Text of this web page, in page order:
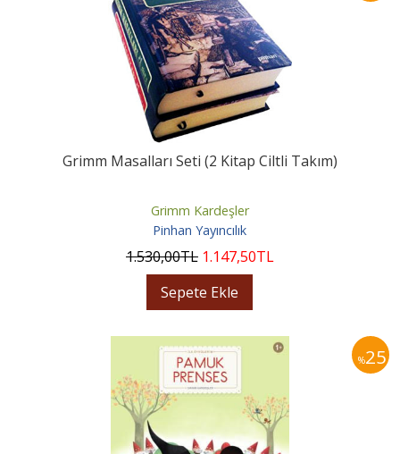
Grimm Masalları Seti (2 Kitap Ciltli Takım)
Grimm Kardeşler
Pinhan Yayıncılık
1.530,00TL 1.147,50TL
Sepete Ekle
%25